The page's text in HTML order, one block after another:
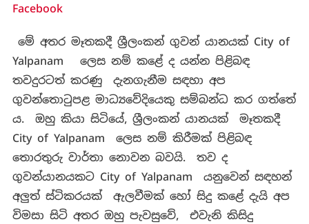
Facebook
මේ අතර මෑතකදී ශ්‍රීලංකන් ගුවන් යානයක් City of
Yalpanam ලෙස නම් කළේ ද යන්න පිළිබඳ
තවදුරටත් කරණු දැනගැනීම සඳහා අප
ගුවන්තොටුපළ මාධ්‍යවේදියෙකු සම්බන්ධ කර ගත්තේ
ය. ඔහු කියා සිටියේ, ශ්‍රීලංකන් යානයක් මෑතකදී
City of Yalpanam ලෙස නම් කිරීමක් පිළිබඳ
තොරතුරු වාර්තා නොවන බවයි. තව ද
ගුවන්යානයකට City of Yalpanam යනුවෙන් සඳහන්
අලුත් ස්ටිකරයක් ඇලවීමක් හෝ සිදු කළේ දැයි අප
විමසා සිටි අතර ඔහු පැවසුවේ, එවැනි කිසිදු